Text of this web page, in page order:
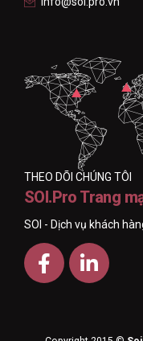
THEO DÕI CHÚNG TÔI
SOI.Pro Trang
SOI - Dịch vụ khách